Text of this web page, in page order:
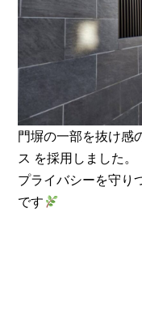
門塀の一部を抜け感
ス を採用しました。
プライバシーを守り
です